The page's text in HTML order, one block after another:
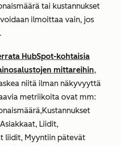
tai kustannukset
ilmoittaa vain, jos
HubSpot-kohtaisia
mittareihin,
niitä ilman näkyvyyttä
metriikoita ovat mm:
,Kustannukset
Asiakkaat, Liidit,
liidit, Myyntiin pätevät